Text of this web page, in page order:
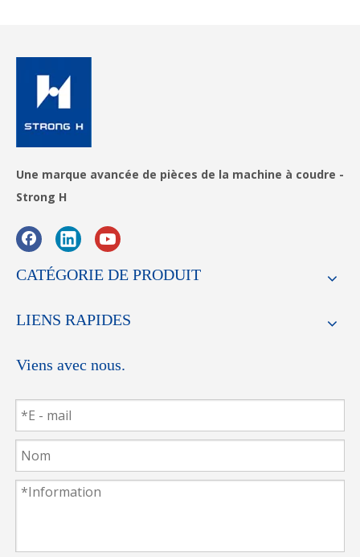
Une marque avancée de pièces de la machine à coudre -
Strong H
CATÉGORIE DE PRODUIT
LIENS RAPIDES
Viens avec nous.